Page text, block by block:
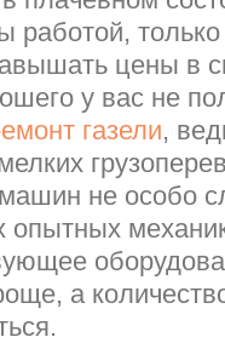
работой,
цены в
у вас не
газели,
не особо
опытных
а